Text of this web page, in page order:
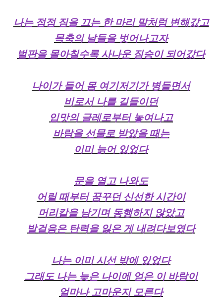
나는 점점 짐을 끄는 한 마리 말처럼 변해갔고
목축의 날들을 벗어나고자
벌판을 몰아칠수록 사나운 짐승이 되어갔다
나이가 들어 몸 여기저기가 병들면서
비로서 나를 길들이던
입맛의 글레로부터 놓여나고
바람을 선물로 받았을 때는
이미 늙어 있었다
문을 열고 나와도
어릴 때부터 꿈꾸던 신선한 시간이
머리칼을 남기며 동행하지 않았고
발걸음은 탄력을 잃은 게 내려다보였다
나는 이미 시선 밖에 있었다
그래도 나는 늦은 나이에 얻은 이 바람이
얼마나 고마운지 모른다